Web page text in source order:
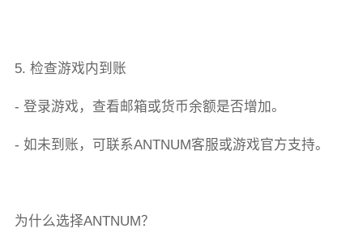
5. 检查游戏内到账
- 登录游戏，查看邮箱或货币余额是否增加。
- 如未到账，可联系ANTNUM客服或游戏官方支持。
为什么选择ANTNUM？